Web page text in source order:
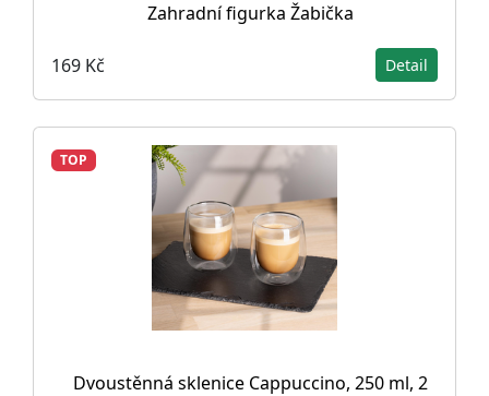
Zahradní figurka Žabička
169 Kč Detail
TOP
Dvoustěnná sklenice Cappuccino, 250 ml, 2